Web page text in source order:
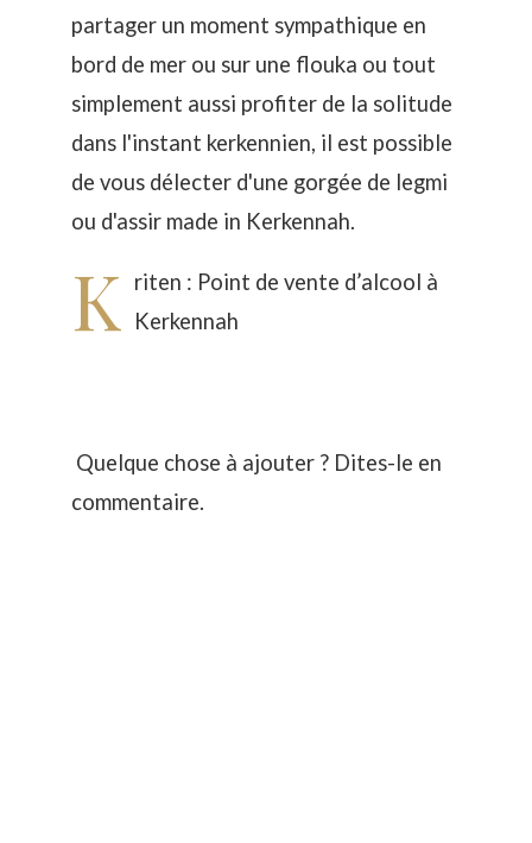
partager un moment sympathique en
bord de mer ou sur une flouka ou tout
simplement aussi profiter de la solitude
dans l'instant kerkennien, il est possible
de vous délecter d'une gorgée de legmi
ou d'assir made in Kerkennah.
K riten : Point de vente d’alcool à
Kerkennah
Quelque chose à ajouter ? Dites-le en
commentaire.